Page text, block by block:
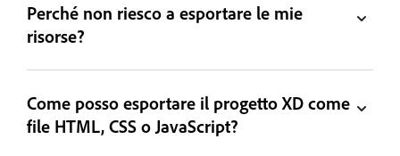
Perché non riesco a esportare le mie
risorse?
Come posso esportare il progetto XD come
file HTML, CSS o JavaScript?